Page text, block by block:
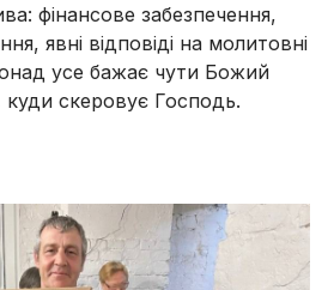
фінансове забезпечення,
явні відповіді на молитовні
усе бажає чути Божий
куди скеровує Господь.